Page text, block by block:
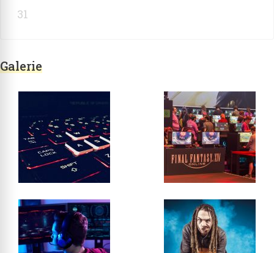
31
Galerie